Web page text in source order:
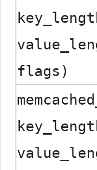
flags)